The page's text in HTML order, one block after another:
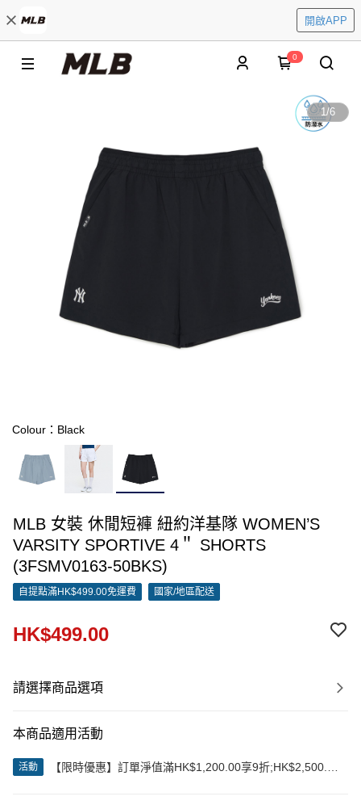
開啟APP
0
1/6
Colour：Black
MLB 女裝 休閒短褲 紐約洋基隊 WOMEN’S
VARSITY SPORTIVE 4＂ SHORTS
(3FSMV0163-50BKS)
自提點滿HK$499.00免運費 國家/地區配送
HK$499.00
請選擇商品選項
本商品適用活動
活動
【限時優惠】訂單淨值滿HK$1,200.00享9折;HK$2,500.00